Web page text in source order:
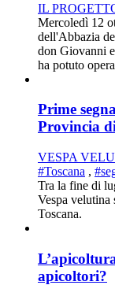
IL
Mercoledì 12
dell'Abbazia
don Giovanni
ha potuto
Prime
Provincia
VESPA
#Toscana ,
Tra la fine di
Vespa velutina
Toscana.
apicoltori?